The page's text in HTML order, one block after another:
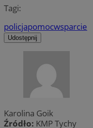
Tagi:
policjapomocwsparcie
Udostępnij
Karolina Goik
Źródło: KMP Tychy